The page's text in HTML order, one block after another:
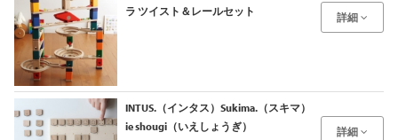
ラ ツイスト＆レールセット
詳細
INTUS.（インタス）Sukima.（スキマ）
ie shougi（いえしょうぎ）
詳細